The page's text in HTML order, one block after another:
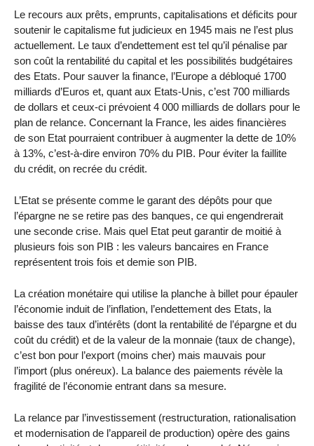
Le recours aux prêts, emprunts, capitalisations et déficits pour
soutenir le capitalisme fut judicieux en 1945 mais ne l’est plus
actuellement. Le taux d’endettement est tel qu’il pénalise par
son coût la rentabilité du capital et les possibilités budgétaires
des Etats. Pour sauver la finance, l’Europe a débloqué 1700
milliards d’Euros et, quant aux Etats-Unis, c’est 700 milliards
de dollars et ceux-ci prévoient 4 000 milliards de dollars pour le
plan de relance. Concernant la France, les aides financières
de son Etat pourraient contribuer à augmenter la dette de 10%
à 13%, c’est-à-dire environ 70% du PIB. Pour éviter la faillite
du crédit, on recrée du crédit.
L’Etat se présente comme le garant des dépôts pour que
l’épargne ne se retire pas des banques, ce qui engendrerait
une seconde crise. Mais quel Etat peut garantir de moitié à
plusieurs fois son PIB : les valeurs bancaires en France
représentent trois fois et demie son PIB.
La création monétaire qui utilise la planche à billet pour épauler
l’économie induit de l’inflation, l’endettement des Etats, la
baisse des taux d’intérêts (dont la rentabilité de l’épargne et du
coût du crédit) et de la valeur de la monnaie (taux de change),
c’est bon pour l’export (moins cher) mais mauvais pour
l’import (plus onéreux). La balance des paiements révèle la
fragilité de l’économie entrant dans sa mesure.
La relance par l’investissement (restructuration, rationalisation
et modernisation de l’appareil de production) opère des gains